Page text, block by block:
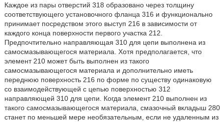
Каждое из пары отверстий 318 образовано через толщину
соответствующего установочного фланца 316 и функционально
принимает посредством этого выступ 216 в зависимости от
каждого конца поверхности первого участка 212.
Предпочтительно направляющая 310 для цепи выполнена из
самосмазывающегося материала. Хотя предполагается, что
элемент 210 может быть выполнен из такого
самосмазывающегося материала и дополнительно иметь
переднюю поверхность 216 по форме по существу одинаковую
со взаимодействующей с цепью поверхностью 312
направляющей 310 для цепи. Когда элемент 210 выполнен из
такого самосмазывающегося материала, смазочный вкладыш 280
станет по меньшей мере необязательным, если не удаленным из